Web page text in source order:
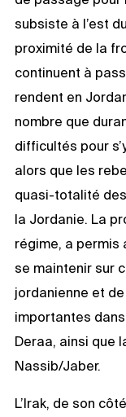
subsiste à l’est
proximité de la
continuent à
rendent en
nombre que
difficultés pour
alors que les
quasi-totalité
la Jordanie. La
régime, a permis
se maintenir sur
jordanienne et
importantes
Deraa, ainsi que
Nassib/Jaber.
L’Irak, de son